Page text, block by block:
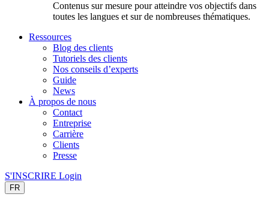
Contenus sur mesure pour atteindre vos objectifs dans
toutes les langues et sur de nombreuses thématiques.
Ressources
Blog des clients
Tutoriels des clients
Nos conseils d’experts
Guide
News
À propos de nous
Contact
Entreprise
Carrière
Clients
Presse
S'INSCRIRE Login
FR